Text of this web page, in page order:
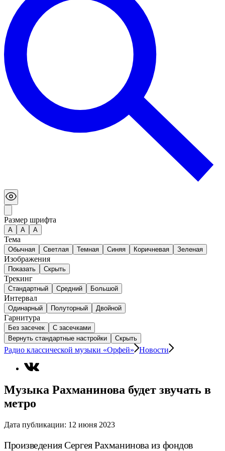
Размер шрифта
А A A
Тема
Обычная Светлая Темная Синяя Коричневая Зеленая
Изображения
Показать Скрыть
Трекинг
Стандартный Средний Большой
Интервал
Одинарный Полуторный Двойной
Гарнитура
Без засечек
С засечками
Вернуть стандартные настройки
Скрыть
Радио классической музыки «Орфей» Новости
Музыка Рахманинова будет звучать в
метро
Дата публикации: 12 июня 2023
Произведения Сергея Рахманинова из фондов